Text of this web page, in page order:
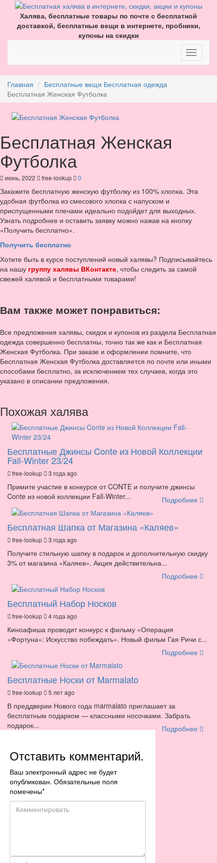
Халява, бесплатные товары по почте с бесплатной
доставкой, бесплатные вещи в интернете, пробники,
купоны на скидки
Главная Бесплатные вещи Бесплатная одежда
Бесплатная Женская Футболка
Бесплатная Женская
Футболка
июнь, 2022 free-lookup 0
Закажите бесплатную женскую футболку из 100% хлопка. Эта
удобная футболка из смесового хлопка с напуском и
приспущенными плечами идеально подойдет для выходных.
Узнать подробнее и оставить заявку можно нажав на кнопку
«Получить бесплатно».
Получить бесплатно
Хотите быть в курсе поступлений новый халявы? Подписывайтесь
на нашу группу халявы ВКонтакте, чтобы следить за самой
свежей халявой и бесплатными товарами!
Вам также может понравиться:
Все предложения халявы, скидок и купонов из раздела Бесплатная
одежда совершенно бесплатны, точно так же как и Бесплатная
Женская Футболка. При заказе и оформлении помните, что
Бесплатная Женская Футболка доставляется по почте или иными
способами бесплатно, за исключением тех случаев, когда это
указано в описании предложения.
Похожая халява
Бесплатные Джинсы Conte из Новой Коллекции
Fall-Winter 23/24
free-lookup 3 года ago
Примите участие в конкурсе от CONTE и получите джинсы
Conte из новой коллекции Fall-Winter...
Подробнее
Бесплатная Шапка от Магазина «Каляев»
free-lookup 3 года ago
Получите стильную шапку в подарок и дополнительную скидку
3% от магазина «Каляев». Акция действительна...
Подробнее
Бесплатный Набор Носков
free-lookup 4 года ago
Киноафиша проводит конкурс к фильму «Операция
«Фортуна»: Искусство побеждать». Новый фильм Гая Ричи с...
Подробнее
Бесплатные Носки от Marmalato
free-lookup 5 лет ago
В преддверии Нового года marmalato приглашает за
бесплатным подарком — классными носочками. Забрать
подарок...
Подробнее
Отставить комментарий.
Ваш электронный адрес не будет
опубликован. Обязательные поля
помечены*